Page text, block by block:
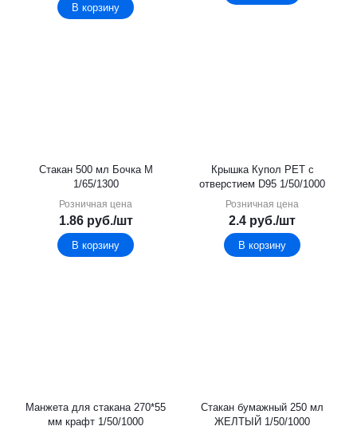
В корзину
Стакан 500 мл Бочка М
1/65/1300
Розничная цена
1.86руб./шт
В корзину
Крышка Купол РЕТ с
отверстием D95 1/50/1000
Розничная цена
2.4 руб./шт
В корзину
Манжета для стакана 270*55
мм крафт 1/50/1000
Стакан бумажный 250 мл
ЖЕЛТЫЙ 1/50/1000